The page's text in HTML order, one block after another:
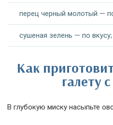
перец черный молотый —
сушеная зелень — по вкусу;
Как
галету
В глубокую миску насыпьте